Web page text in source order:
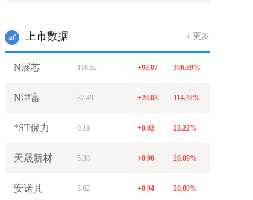
w 上市数据 ＋更多
N展芯 116.52 +93.07 396.89%
N津富 37.49 +20.03 114.72%
*ST保力 0.11 +0.02 22.22%
天晟新材 5.38 +0.90 20.09%
安诺其 5.62 +0.94 20.09%